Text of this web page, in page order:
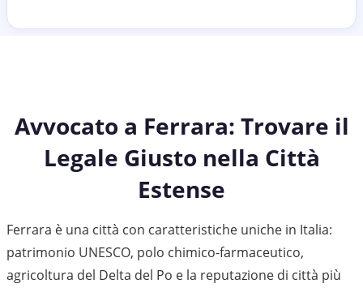
Avvocato a Ferrara: Trovare il
Legale Giusto nella Città
Estense
Ferrara è una città con caratteristiche uniche in Italia:
patrimonio UNESCO, polo chimico-farmaceutico,
agricoltura del Delta del Po e la reputazione di città più